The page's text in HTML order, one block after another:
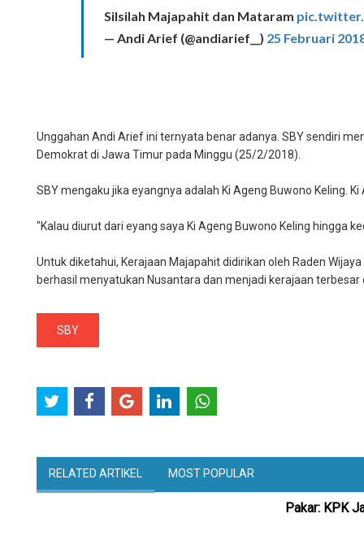
Silsilah Majapahit dan Mataram
— Andi Arief (@andiarief__) 25 Februari
Unggahan Andi Arief ini ternyata benar adanya. SBY sendiri
Demokrat di Jawa Timur pada Minggu (25/2/2018).
SBY mengaku jika eyangnya adalah Ki Ageng Buwono Keling.
"Kalau diurut dari eyang saya Ki Ageng Buwono Keling hingga
Untuk diketahui, Kerajaan Majapahit didirikan oleh Raden
berhasil menyatukan Nusantara dan menjadi kerajaan terbesar
SBY
RELATED ARTIKEL MOST POPULAR
Pakar: KPK